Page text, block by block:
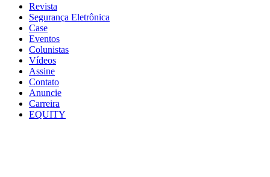
Revista
Segurança Eletrônica
Case
Eventos
Colunistas
Vídeos
Assine
Contato
Anuncie
Carreira
EQUITY